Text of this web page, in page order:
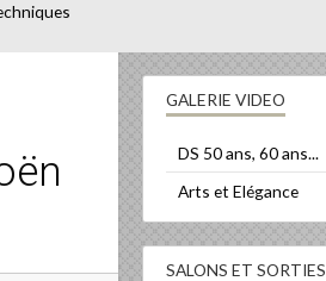
GALERIE VIDEO
DS 50 ans, 60 ans...
Arts et Elégance
SALONS ET SORTIES